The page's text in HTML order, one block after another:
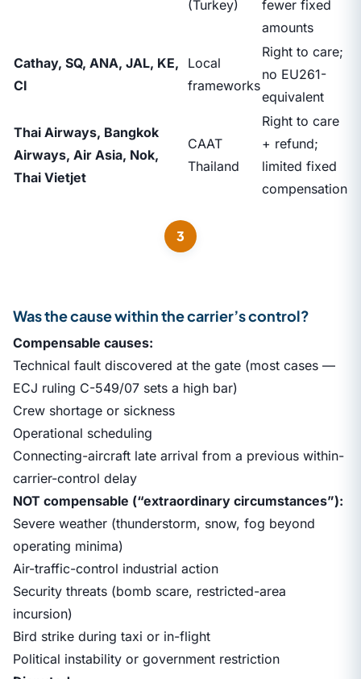
(Turkey)
fewer fixed
amounts
Cathay, SQ, ANA, JAL, KE,
CI
Local
frameworks
Right to care;
no EU261-
equivalent
Thai Airways, Bangkok
Airways, Air Asia, Nok,
Thai Vietjet
CAAT
Thailand
Right to care
+ refund;
limited fixed
compensation
3
Was the cause within the carrier’s control?
Compensable causes:
Technical fault discovered at the gate (most cases —
ECJ ruling C-549/07 sets a high bar)
Crew shortage or sickness
Operational scheduling
Connecting-aircraft late arrival from a previous within-
carrier-control delay
NOT compensable (“extraordinary circumstances”):
Severe weather (thunderstorm, snow, fog beyond
operating minima)
Air-traffic-control industrial action
Security threats (bomb scare, restricted-area
incursion)
Bird strike during taxi or in-flight
Political instability or government restriction